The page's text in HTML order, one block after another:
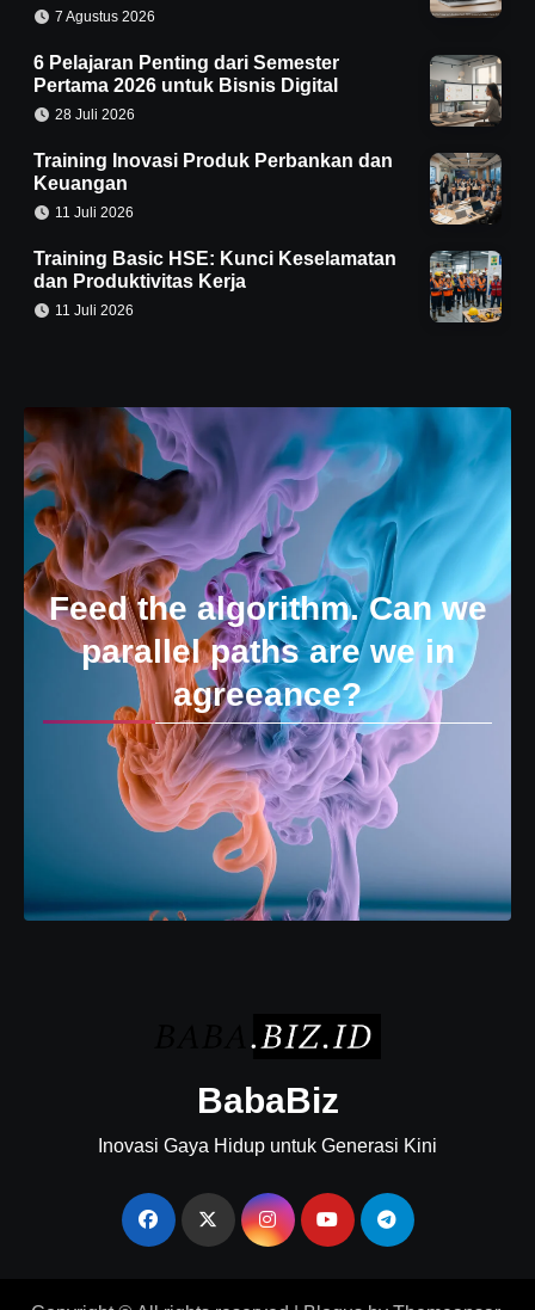
7 Agustus 2026
6 Pelajaran Penting dari Semester
Pertama 2026 untuk Bisnis Digital
28 Juli 2026
Training Inovasi Produk Perbankan dan
Keuangan
11 Juli 2026
Training Basic HSE: Kunci Keselamatan
dan Produktivitas Kerja
11 Juli 2026
Feed the algorithm. Can we
parallel paths are we in
agreeance?
BabaBiz
Inovasi Gaya Hidup untuk Generasi Kini